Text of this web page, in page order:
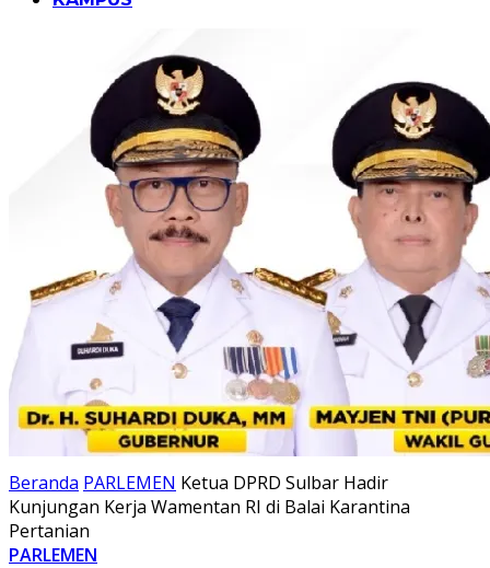
Beranda PARLEMEN Ketua DPRD Sulbar Hadir
Kunjungan Kerja Wamentan RI di Balai Karantina
Pertanian
PARLEMEN